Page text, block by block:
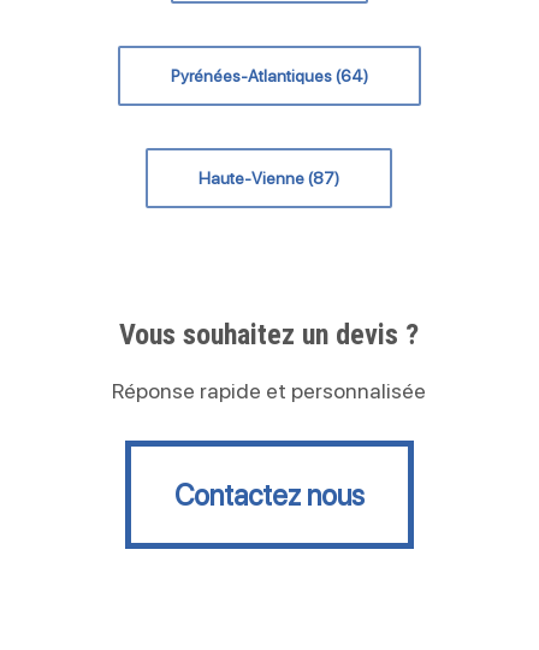
Pyrénées-Atlantiques (64)
Haute-Vienne (87)
Vous souhaitez un devis ?
Réponse rapide et personnalisée
Contactez nous
Contactez nous